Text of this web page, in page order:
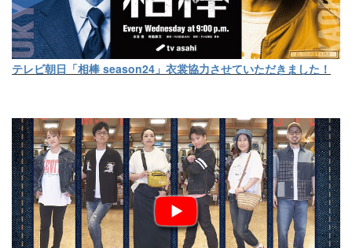
テレビ朝日「相棒 season24」衣裳協力させていただきました！